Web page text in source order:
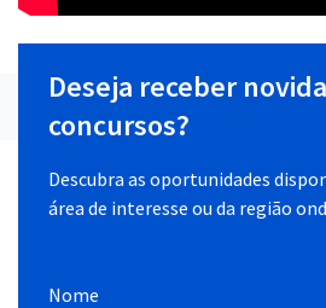
Deseja receber
concursos?
Descubra as oportunidades
área de interesse ou da região
Nome